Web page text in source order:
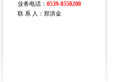
业务电话： 0539-8558200
联 系 人：郑洪金